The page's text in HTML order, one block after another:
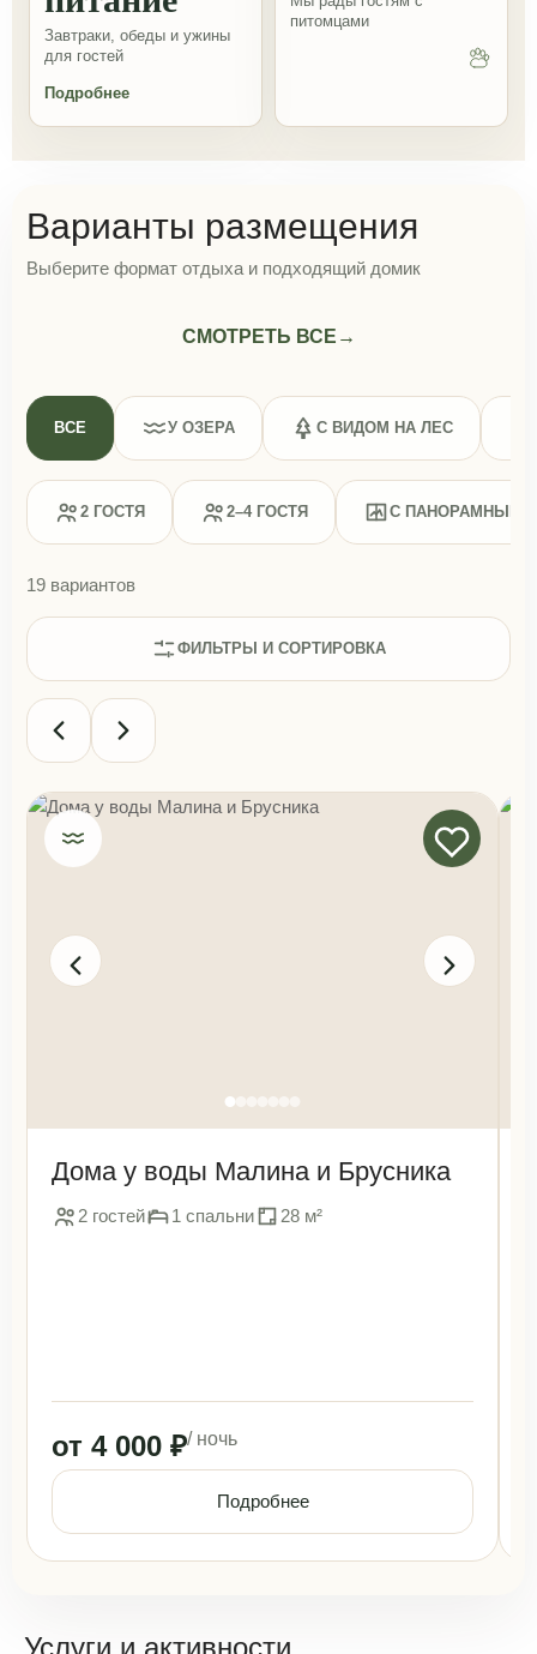
Завтраки, обеды и ужины
для гостей
Подробнее
питомцами
Варианты размещения
Выберите формат отдыха и подходящий домик
СМОТРЕТЬ ВСЕ →
ВСЕ У ОЗЕРА С ВИДОМ НА ЛЕС
2 ГОСТЯ 2–4 ГОСТЯ С ПАНОРАМНЫМИ
19 вариантов
ФИЛЬТРЫ И СОРТИРОВКА
Дома у воды Малина и Брусника
2 гостей 1 спальни 28 м²
от 4 000 ₽/ ночь
Подробнее
Услуги и активности